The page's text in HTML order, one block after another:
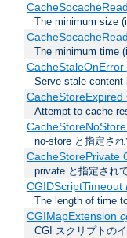
The minimum size
The minimum time
CacheStaleOnError
Serve stale content
CacheStoreExpired
Attempt to cache
no-store と指定さ
CacheStorePrivate
private と指定され
CGIDScriptTimeout
The length of time
CGIMapExtension
CGI スクリプトの